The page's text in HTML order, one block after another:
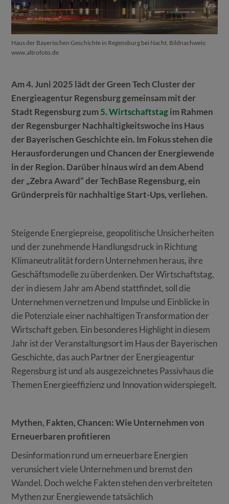
Haus der Bayerischen Geschichte in Regensburg bei Nacht. Bildnachweis:
www.altrofoto.de
Am 4. Juni 2025 lädt der Green Tech Cluster der
Energieagentur Regensburg gemeinsam mit der
Stadt Regensburg zum5. Wirtschaftstagim Rahmen
der Regensburger Nachhaltigkeitswoche ins Haus
der Bayerischen Geschichte ein. Im Fokus stehen die
Herausforderungen und Chancen der Energiewende
in der Region. Darüber hinaus wird an dem Abend
der „Zebra Award“ der TechBase Regensburg, ein
Gründerpreis für nachhaltige Start-Ups, verliehen.
Steigende Energiepreise, geopolitische Unsicherheiten
und der zunehmende Handlungsdruck in Richtung
Klimaneutralität fordern Unternehmen heraus, ihre
Geschäftsmodelle zu überdenken. Der Wirtschaftstag,
der in diesem Jahr am Abend stattfindet, soll die
Unternehmen vernetzen und Impulse und Einblicke in
die Potenziale einer nachhaltigen Transformation der
Wirtschaft geben. Ein besonderes Highlight in diesem
Jahr ist der Veranstaltungsort im Haus der Bayerischen
Geschichte, das auch Partner der Energieagentur
Regensburg ist und als ausgezeichnetes Passivhaus die
Themen Energieeffizienz und Innovation widerspiegelt.
Mythen, Fakten, Chancen: Wie Unternehmen von
Erneuerbaren profitieren
Desinformation rund um erneuerbare Energien
verunsichert viele Unternehmen und bremst den
Wandel. Doch welche Fakten stehen den verbreiteten
Mythen zur Energiewende tatsächlich